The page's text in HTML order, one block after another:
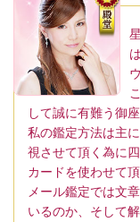
して誠に有難う御座
私の鑑定方法は主
視させて頂く為に
カードを使わせて頂
メール鑑定では文
いるのか、そして